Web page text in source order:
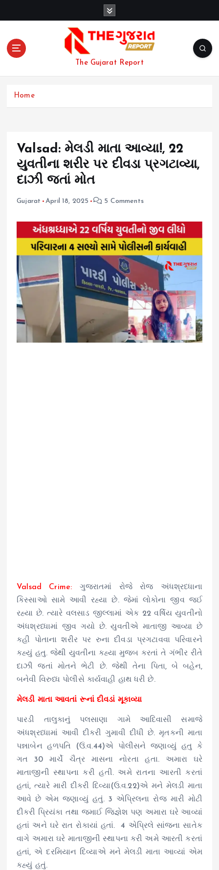
The Gujarat Report
Home
Valsad: મેલડી માતા આવ્યા!, 22
યુવતીના શરીર પર દીવડા પ્રગટાવ્યા,
દાઝી જતાં મોત
Gujarat April 18, 2025 5 Comments
Valsad Crime: ગુજરાતમાં રોજે રોજ અંધશ્રધ્ધાના
કિસ્સાઓ સામે આવી રહ્યા છે. જેમાં લોકોના જીવ જઈ
રહ્યા છે. ત્યારે વલસાડ જીલ્લામાં એક 22 વર્ષિય યુવતીનો
અંધશ્રધ્ધામાં જીવ ગયો છે. યુવતીએ માતાજી આવ્યા છે
કહી પોતાના શરીર પર રુના દીવડા પ્રગટાવવા પરિવારને
કહ્યું હતુ. જેથી યુવતીના કહ્યા મુજબ કરતાં તે ગંભીર રીતે
દાઝી જતાં મોતને ભેટી છે. જેથી તેના પિતા, બે બહેન,
બનેવી વિરુધ્ધ પોલીસે કાર્યવાહી હાથ ધરી છે.
મેલડી માતા આવતાં રૂનાં દીવડાં મૂકાવ્યા
પારડી તાલુકાનું પલસાણા ગામે આદિવાસી સમાજે
અંધશ્રધ્ધામાં આવી દીકરી ગુમાવી દીધી છે. મૃતકની માતા
પન્નાબેન હળપતિ (ઉં.વ.44)એ પોલીસને જણાવ્યું હતુ કે
ગત 30 માર્ચે ચૈત્ર માસના નોરતા હતા. અમારા ઘરે
માતાજીની સ્થાપના કરી હતી. અમે રાતના આરતી કરતાં
હતાં, ત્યારે મારી દીકરી દિવ્યા(ઉ.વ.22)એ મને મેલડી માતા
આવે છે એમ જણાવ્યું હતું. 3 એપ્રિલના રોજ મારી મોટી
દીકરી પ્રિયંકા તથા જમાઈ જિજ્ઞેશ પણ અમારા ઘરે આવ્યાં
હતાં અને ઘરે રાત રોકાયાં હતાં. 4 એપ્રિલે સાંજના સાતેક
વાગે અમારા ઘરે માતાજીની સ્થાપના કરી અમે આરતી કરતાં
હતાં, એ દરમિયાન દિવ્યાએ મને મેલડી માતા આવ્યાં એમ
કહ્યું હતું.